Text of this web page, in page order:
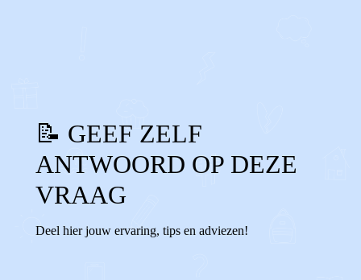
📝 GEEF ZELF
ANTWOORD OP DEZE
VRAAG
Deel hier jouw ervaring, tips en adviezen!